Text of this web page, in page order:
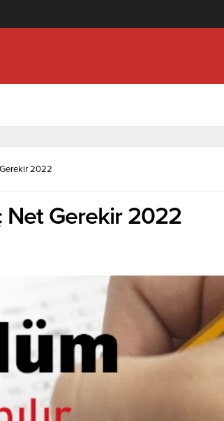
Net Gerekir 2022
2022
Net Gerekir 2022